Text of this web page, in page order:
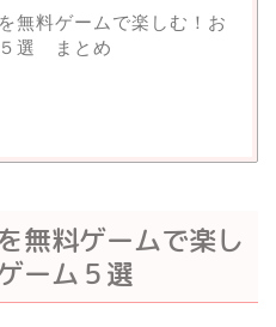
無料ゲームで楽しむ！お
選 まとめ
無料ゲームで楽し
ーム５選